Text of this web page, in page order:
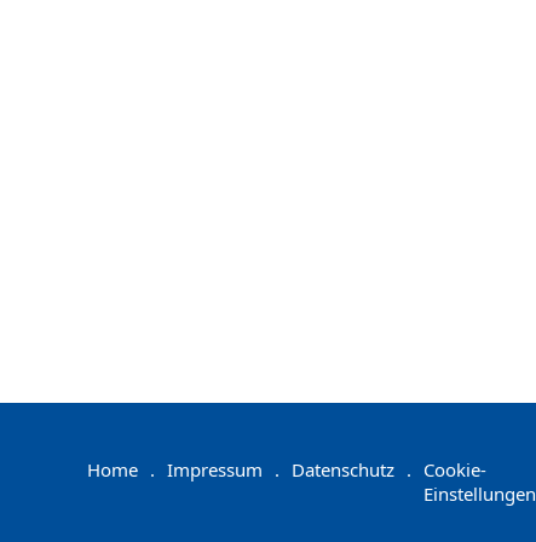
Home . Impressum . Datenschutz . Cookie-
Einstellungen